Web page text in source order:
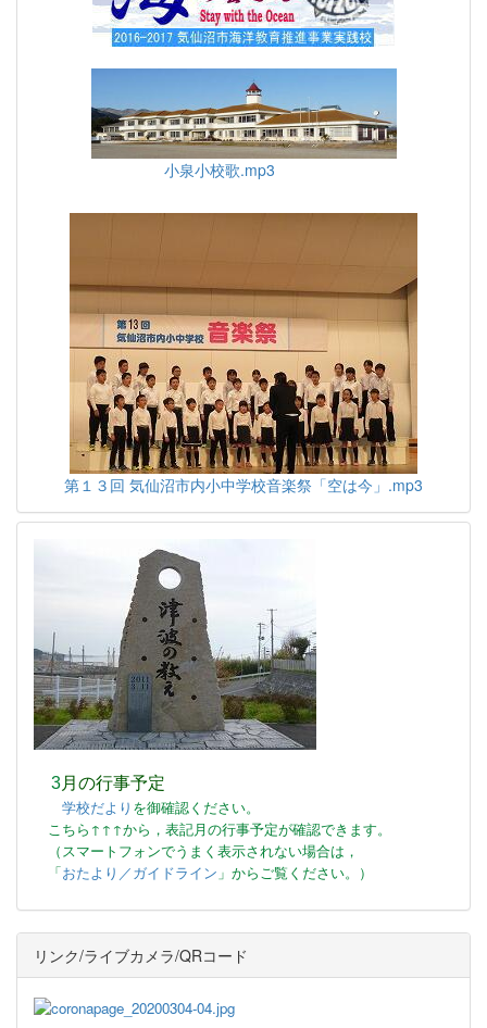
小泉小校歌.mp3
第１３回 気仙沼市内小中学校音楽祭「空は今」.mp3
3月の行事予定
学校だより を御確認ください。
こちら↑↑↑から，表記月の行事予定が確認できます。
（スマートフォンでうまく表示されない場合は，
「おたより／ガイドライン 」からご覧ください。）
リンク/ライブカメラ/QRコード